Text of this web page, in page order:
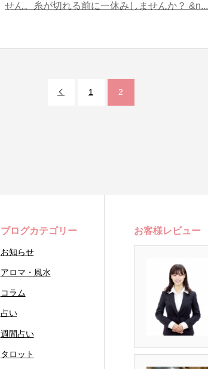
せん。糸が切れる前に一休みしませんか？ &n...
 1 2
ブログカテゴリー
お知らせ
アロマ・風水
コラム
占い
週間占い
タロット
お客様レビュー